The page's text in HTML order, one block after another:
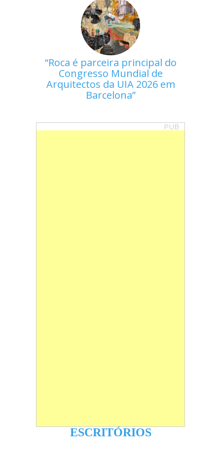
Roca é parceira principal do
Congresso Mundial de
Arquitectos da UIA 2026 em
Barcelona
PUB
ESCRITÓRIOS